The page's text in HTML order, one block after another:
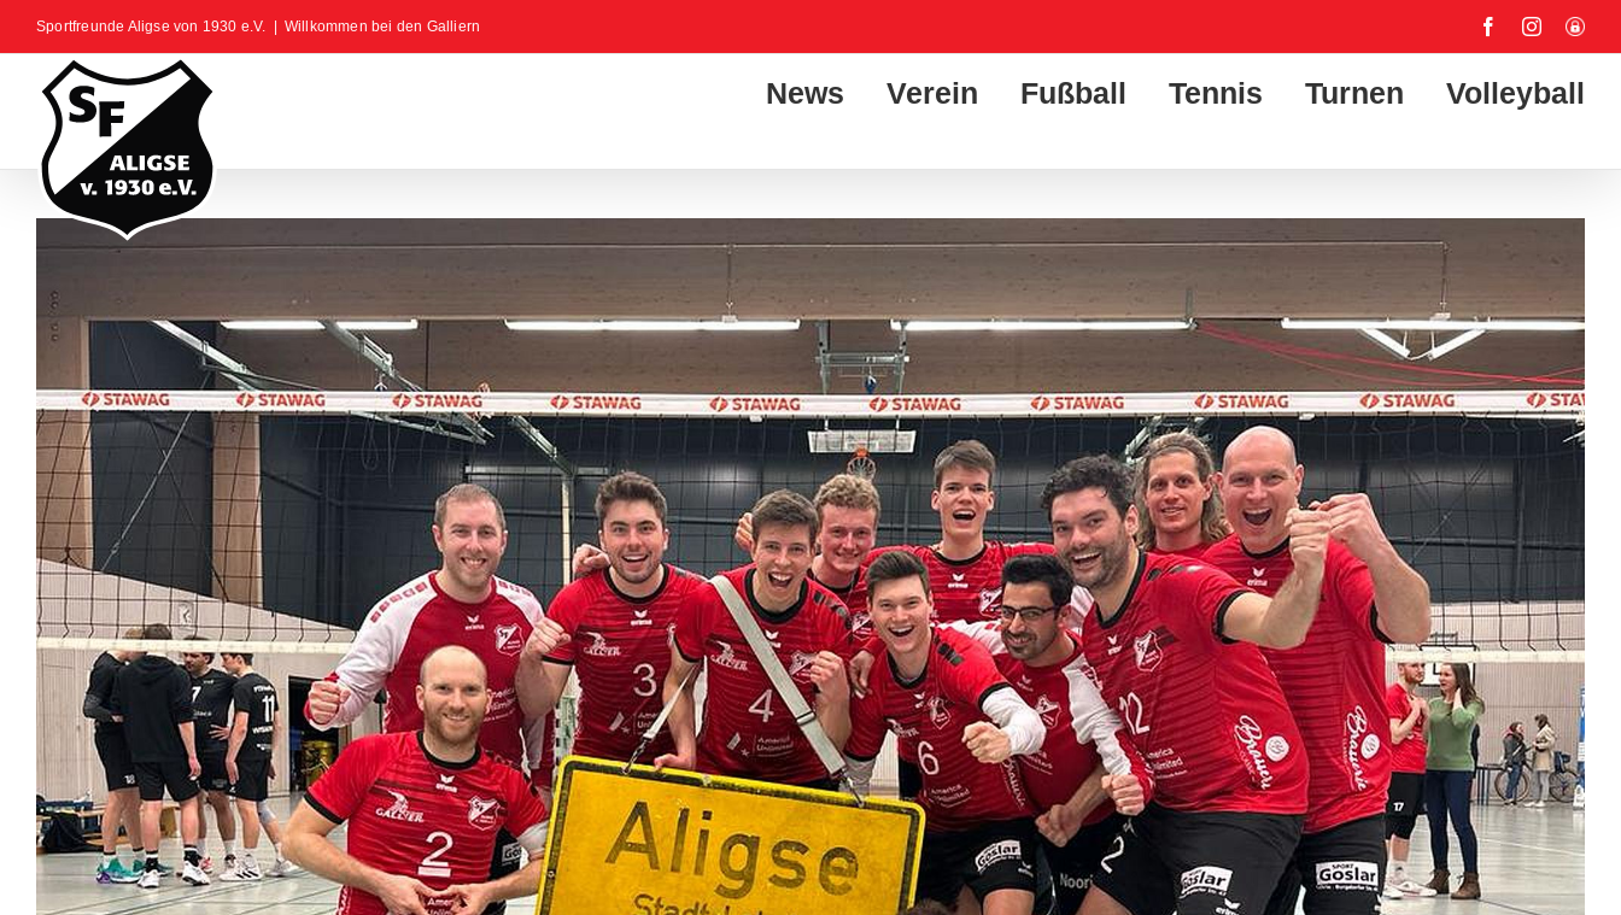
springen
Sportfreunde Aligse von 1930 e.V. Willkommen bei den Galliern FacebookInstagram
User-
News Verein Fußball Tennis Turnen Volleyball